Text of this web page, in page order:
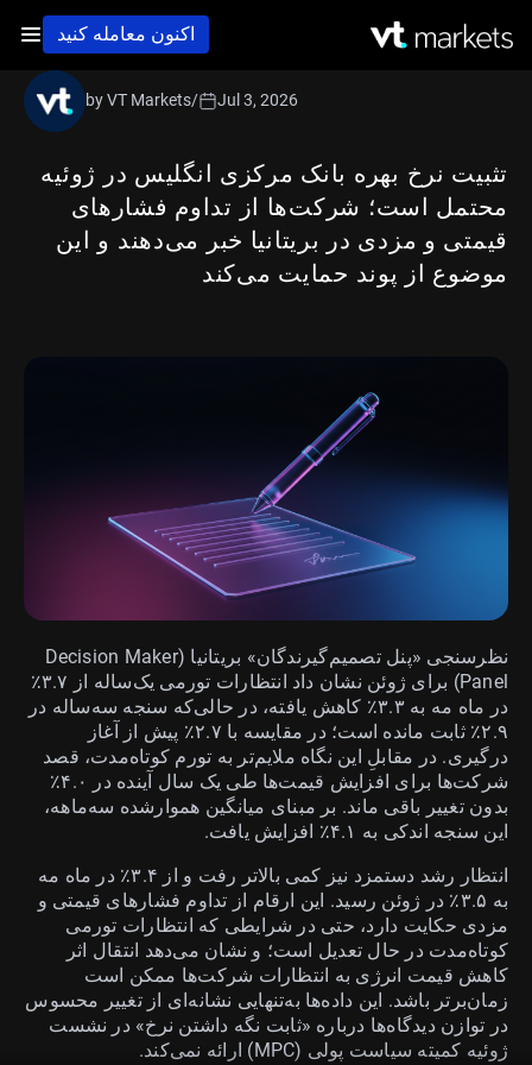
اکنون معامله کنید
تثبیت نرخ بهره بانک مرکزی انگلیس در ژوئیه
محتمل است؛ شرکت‌ها از تداوم فشارهای
قیمتی و مزدی در بریتانیا خبر می‌دهند و این
موضوع از پوند حمایت می‌کند
by VT Markets/ Jul 3, 2026
نظرسنجی «پنل تصمیم‌گیرندگان» بریتانیا (Decision Maker
Panel) برای ژوئن نشان داد انتظارات تورمی یک‌ساله از ۳.۷٪
در ماه مه به ۳.۳٪ کاهش یافته، در حالی‌که سنجه سه‌ساله در
۲.۹٪ ثابت مانده است؛ در مقایسه با ۲.۷٪ پیش از آغاز
درگیری. در مقابلِ این نگاه ملایم‌تر به تورم کوتاه‌مدت، قصد
شرکت‌ها برای افزایش قیمت‌ها طی یک سال آینده در ۴.۰٪
بدون تغییر باقی ماند. بر مبنای میانگین هموارشده سه‌ماهه،
این سنجه اندکی به ۴.۱٪ افزایش یافت.
انتظار رشد دستمزد نیز کمی بالاتر رفت و از ۳.۴٪ در ماه مه
به ۳.۵٪ در ژوئن رسید. این ارقام از تداوم فشارهای قیمتی و
مزدی حکایت دارد، حتی در شرایطی که انتظارات تورمی
کوتاه‌مدت در حال تعدیل است؛ و نشان می‌دهد انتقال اثر
کاهش قیمت انرژی به انتظارات شرکت‌ها ممکن است
زمان‌برتر باشد. این داده‌ها به‌تنهایی نشانه‌ای از تغییر محسوس
در توازن دیدگاه‌ها درباره «ثابت نگه داشتن نرخ» در نشست
ژوئیه کمیته سیاست پولی (MPC) ارائه نمی‌کند.